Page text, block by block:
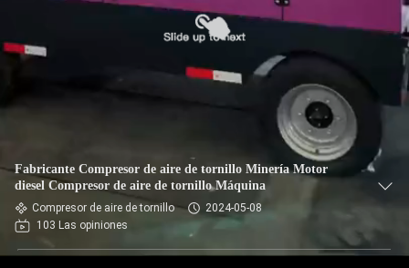
Fabricante Compresor de aire de tornillo Minería Motor
diesel Compresor de aire de tornillo Máquina
Compresor de aire de tornillo
2024-05-08
103 Las opiniones